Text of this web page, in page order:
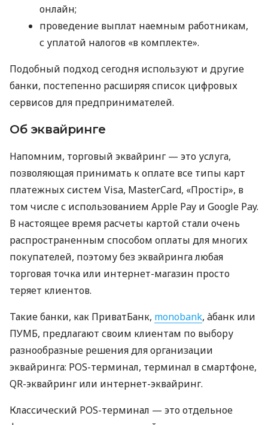
онлайн;
проведение выплат наемным работникам,
с уплатой налогов «в комплекте».
Подобный подход сегодня используют и другие
банки, постепенно расширяя список цифровых
сервисов для предпринимателей.
Об эквайринге
Напомним, торговый эквайринг — это услуга,
позволяющая принимать к оплате все типы карт
платежных систем Visa, MasterCard, «Простір», в
том числе с использованием Apple Pay и Google Pay.
В настоящее время расчеты картой стали очень
распространенным способом оплаты для многих
покупателей, поэтому без эквайринга любая
торговая точка или интернет-магазин просто
теряет клиентов.
Такие банки, как ПриватБанк, monobank, àбанк или
ПУМБ, предлагают своим клиентам по выбору
разнообразные решения для организации
эквайринга: POS-терминал, терминал в смартфоне,
QR-эквайринг или интернет-эквайринг.
Классический POS-терминал — это отдельное